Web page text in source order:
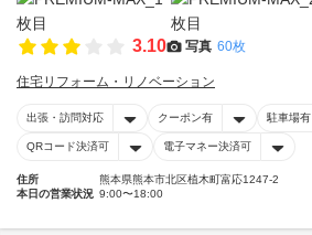
3.10 写真 60枚
住宅リフォーム・リノベーション
出張・訪問対応 クーポン有 駐車場有
QRコード決済可 電子マネー決済可
住所
熊本県熊本市北区植木町富応1247-2
本日の営業状況 9:00〜18:00